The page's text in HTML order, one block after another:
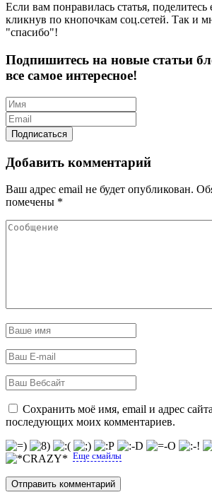
Если вам понравилась статья, поделитесь
кликнув по кнопочкам соц.сетей. Так и
"спасибо"!
Подпишитесь на новые статьи
все самое интересное!
Добавить комментарий
Ваш адрес email не будет опубликован.
помечены *
Сохранить моё имя, email и адрес
последующих моих комментариев.
Еще смайлы